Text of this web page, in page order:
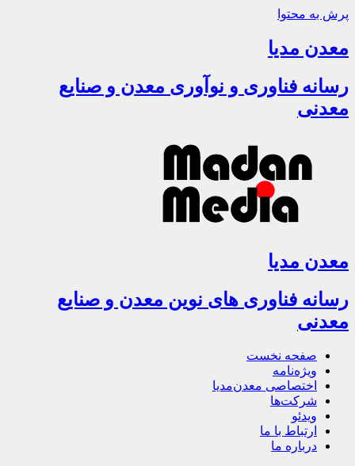
پرش به محتوا
معدن مدیا
رسانه فناوری و نوآوری معدن و صنایع
معدنی
معدن مدیا
رسانه فناوری های نوین معدن و صنایع
معدنی
صفحه نخست
ویژه‌نامه
اختصاصی معدن‌مدیا
شرکت‌ها
ویدئو
ارتباط با ما
درباره ما